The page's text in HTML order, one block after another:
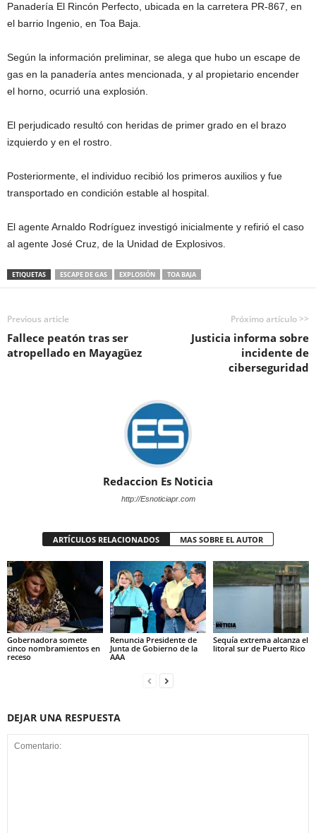
Panadería El Rincón Perfecto, ubicada en la carretera PR-867, en
el barrio Ingenio, en Toa Baja.
Según la información preliminar, se alega que hubo un escape de
gas en la panadería antes mencionada, y al propietario encender
el horno, ocurrió una explosión.
El perjudicado resultó con heridas de primer grado en el brazo
izquierdo y en el rostro.
Posteriormente, el individuo recibió los primeros auxilios y fue
transportado en condición estable al hospital.
El agente Arnaldo Rodríguez investigó inicialmente y refirió el caso
al agente José Cruz, de la Unidad de Explosivos.
ETIQUETAS ESCAPE DE GAS EXPLOSIÓN TOA BAJA
Previous article
Fallece peatón tras ser
atropellado en Mayagüez
Próximo artículo >>
Justicia informa sobre
incidente de
ciberseguridad
Redaccion Es Noticia
http://Esnoticiapr.com
ARTÍCULOS RELACIONADOS MAS SOBRE EL AUTOR
Gobernadora somete
cinco nombramientos en
receso
Renuncia Presidente de
Junta de Gobierno de la
AAA
Sequía extrema alcanza el
litoral sur de Puerto Rico
DEJAR UNA RESPUESTA